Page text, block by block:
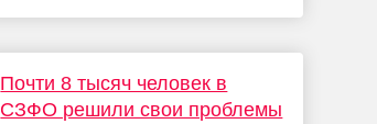
Почти 8 тысяч человек в
СЗФО решили свои проблемы